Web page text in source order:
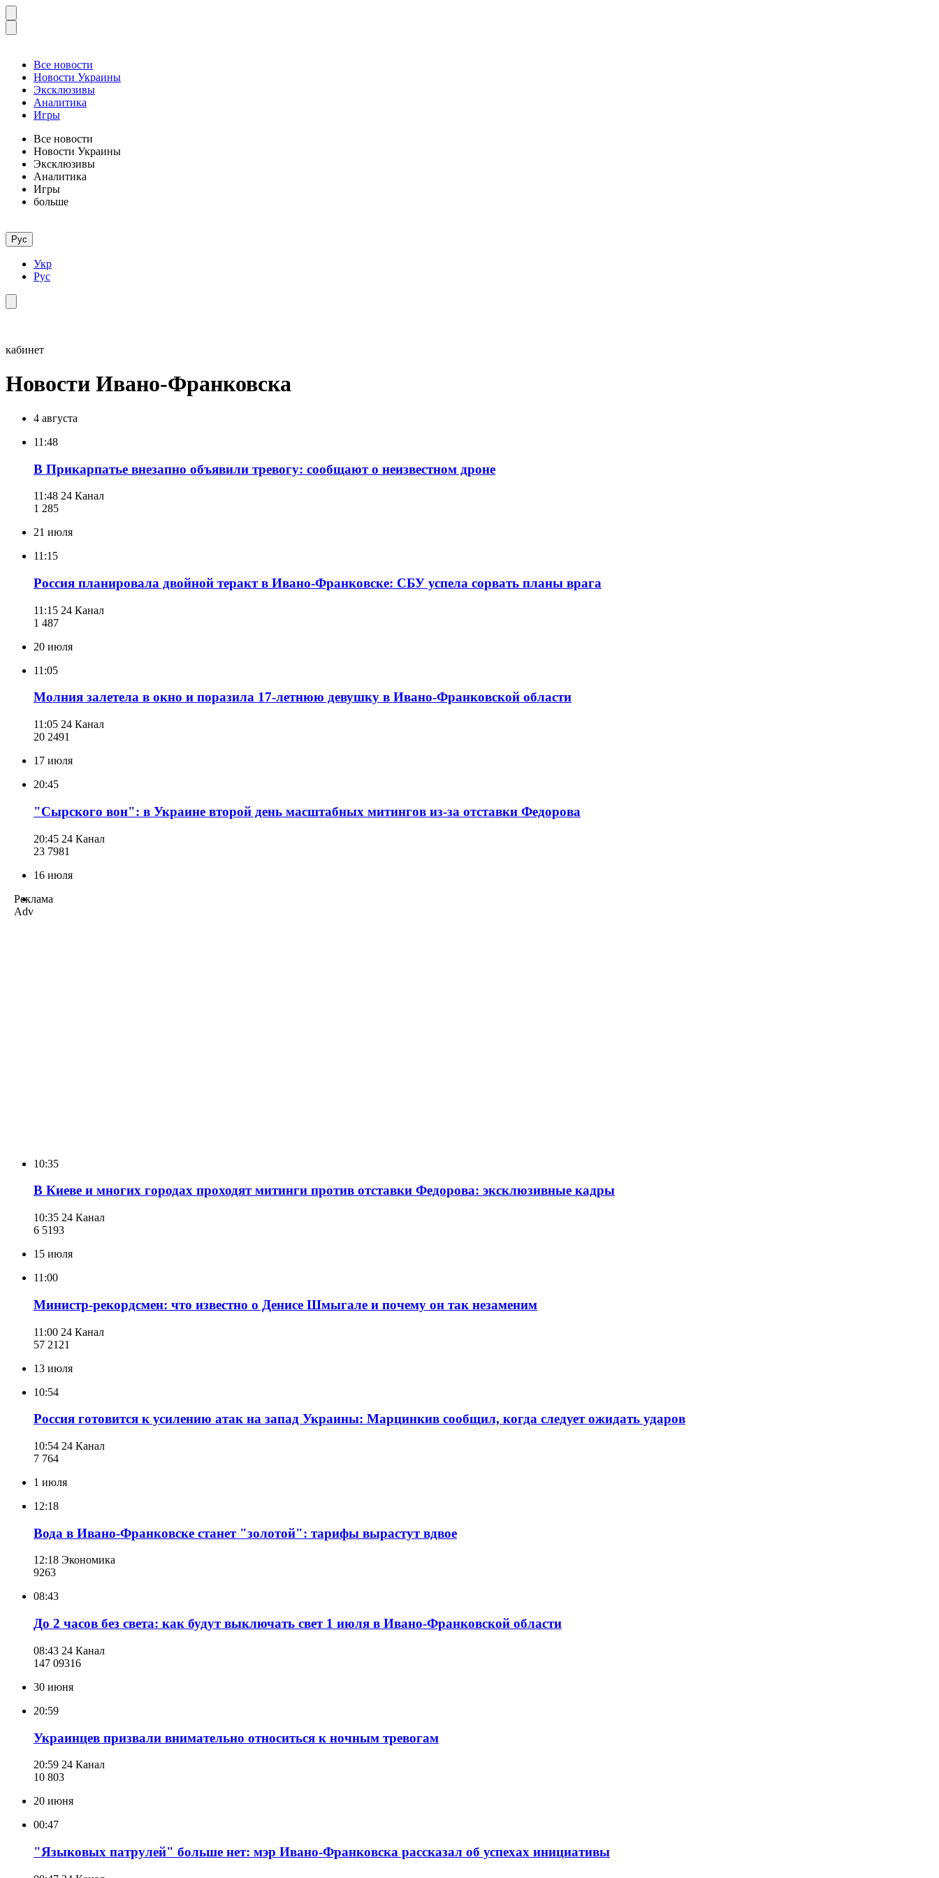
Все новости
Новости Украины
Эксклюзивы
Аналитика
Игры
Все новости
Новости Украины
Эксклюзивы
Аналитика
Игры
больше
Рус
Укр
Рус
кабинет
Новости Ивано-Франковска
4 августа
11:48
В Прикарпатье внезапно объявили тревогу: сообщают о неизвестном дроне
11:48 24 Канал
1 285
21 июля
11:15
Россия планировала двойной теракт в Ивано-Франковске: СБУ успела сорвать планы врага
11:15 24 Канал
1 487
20 июля
11:05
Молния залетела в окно и поразила 17-летнюю девушку в Ивано-Франковской области
11:05 24 Канал
20 2491
17 июля
20:45
"Сырского вон": в Украине второй день масштабных митингов из-за отставки Федорова
20:45 24 Канал
23 7981
16 июля
Реклама
Adv
10:35
В Киеве и многих городах проходят митинги против отставки Федорова: эксклюзивные кадры
10:35 24 Канал
6 5193
15 июля
11:00
Министр-рекордсмен: что известно о Денисе Шмыгале и почему он так незаменим
11:00 24 Канал
57 2121
13 июля
10:54
Россия готовится к усилению атак на запад Украины: Марцинкив сообщил, когда следует ожидать ударов
10:54 24 Канал
7 764
1 июля
12:18
Вода в Ивано-Франковске станет "золотой": тарифы вырастут вдвое
12:18 Экономика
9263
08:43
До 2 часов без света: как будут выключать свет 1 июля в Ивано-Франковской области
08:43 24 Канал
147 09316
30 июня
20:59
Украинцев призвали внимательно относиться к ночным тревогам
20:59 24 Канал
10 803
20 июня
00:47
"Языковых патрулей" больше нет: мэр Ивано-Франковска рассказал об успехах инициативы